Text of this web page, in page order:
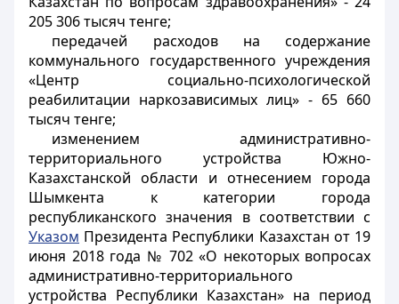
205 306 тысяч тенге;
передачей расходов на содержание
коммунального государственного учреждения
«Центр социально-психологической
реабилитации наркозависимых лиц» - 65 660
тысяч тенге;
изменением административно-
территориального устройства Южно-
Казахстанской области и отнесением города
Шымкента к категории города
республиканского значения в соответствии с
Указом Президента Республики Казахстан от 19
июня 2018 года № 702 «О некоторых вопросах
административно-территориального
устройства Республики Казахстан» на период